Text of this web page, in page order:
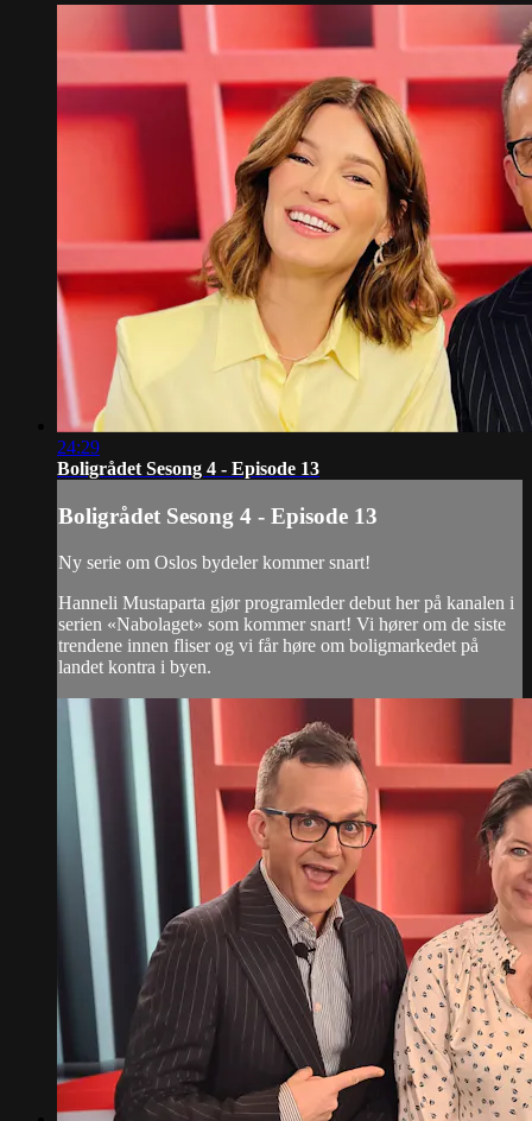
24:29
Boligrådet Sesong 4 - Episode 13
Boligrådet Sesong 4 - Episode 13
Ny serie om Oslos bydeler kommer snart!
Hanneli Mustaparta gjør programleder debut her på kanalen i
serien «Nabolaget» som kommer snart! Vi hører om de siste
trendene innen fliser og vi får høre om boligmarkedet på
landet kontra i byen.